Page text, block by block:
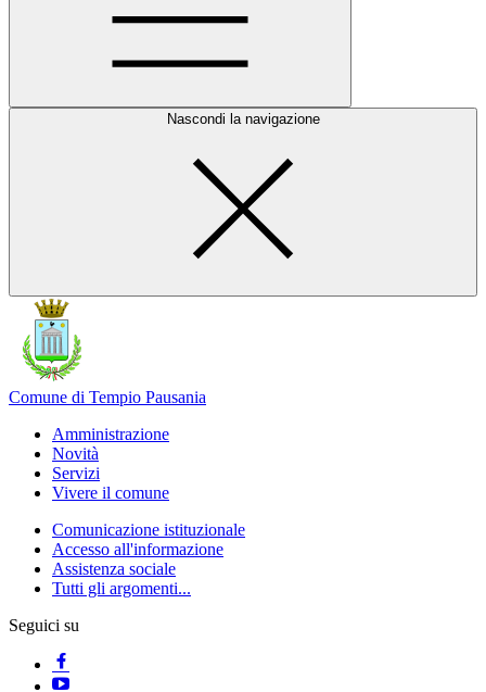
Nascondi la navigazione
Comune di Tempio Pausania
Amministrazione
Novità
Servizi
Vivere il comune
Comunicazione istituzionale
Accesso all'informazione
Assistenza sociale
Tutti gli argomenti...
Seguici su